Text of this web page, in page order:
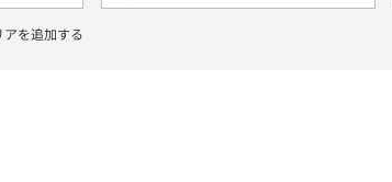
アを追加する